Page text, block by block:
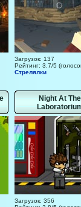
Загрузок: 137
Рейтинг: 3.7/5
Стрелялки
Night At The
Загрузок: 356